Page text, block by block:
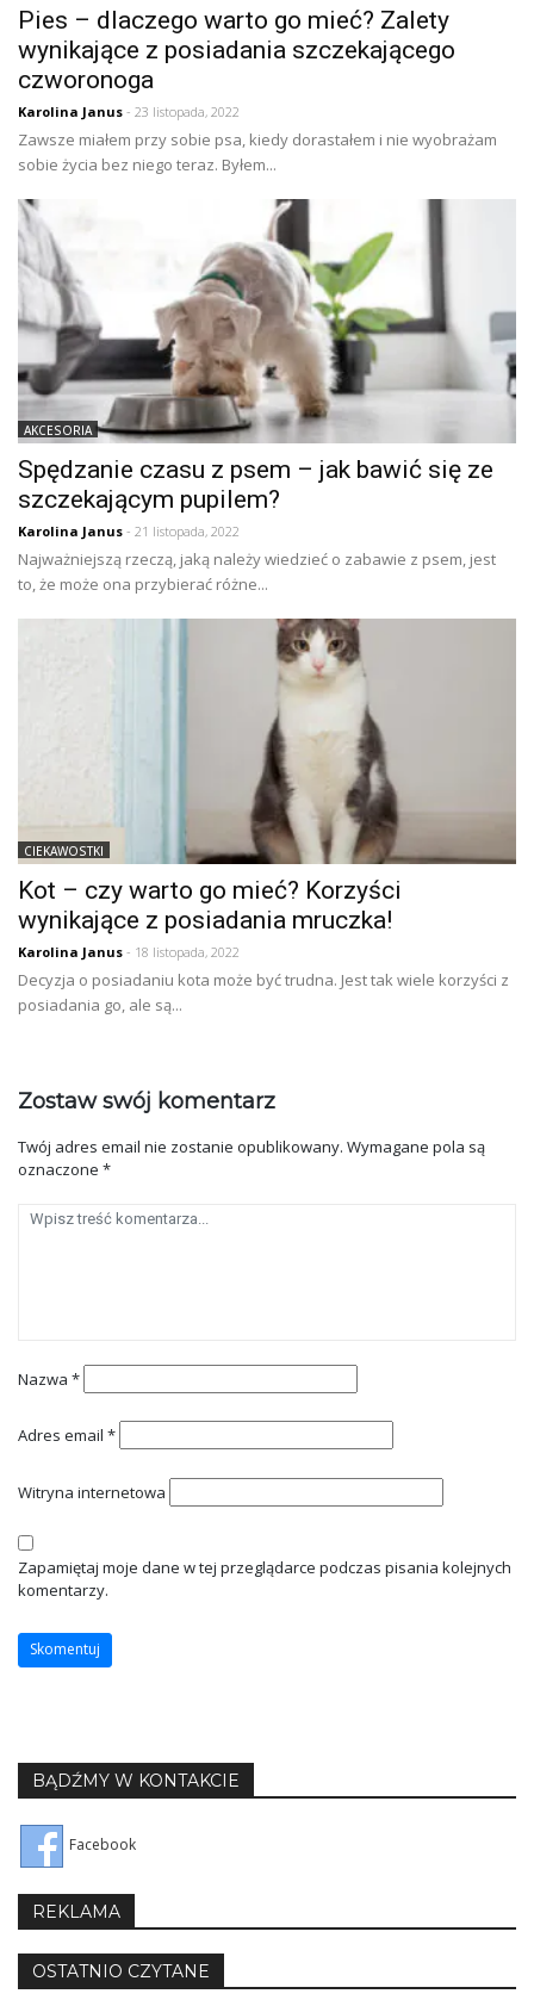
Pies – dlaczego warto go mieć? Zalety
wynikające z posiadania szczekającego
czworonoga
Karolina Janus - 23 listopada, 2022
Zawsze miałem przy sobie psa, kiedy dorastałem i nie wyobrażam
sobie życia bez niego teraz. Byłem...
AKCESORIA
Spędzanie czasu z psem – jak bawić się ze
szczekającym pupilem?
Karolina Janus - 21 listopada, 2022
Najważniejszą rzeczą, jaką należy wiedzieć o zabawie z psem, jest
to, że może ona przybierać różne...
CIEKAWOSTKI
Kot – czy warto go mieć? Korzyści
wynikające z posiadania mruczka!
Karolina Janus - 18 listopada, 2022
Decyzja o posiadaniu kota może być trudna. Jest tak wiele korzyści z
posiadania go, ale są...
Zostaw swój komentarz
Twój adres email nie zostanie opublikowany. Wymagane pola są
oznaczone *
Nazwa *
Adres email *
Witryna internetowa
Zapamiętaj moje dane w tej przeglądarce podczas pisania kolejnych
komentarzy.
BĄDŹMY W KONTAKCIE
Facebook
REKLAMA
OSTATNIO CZYTANE